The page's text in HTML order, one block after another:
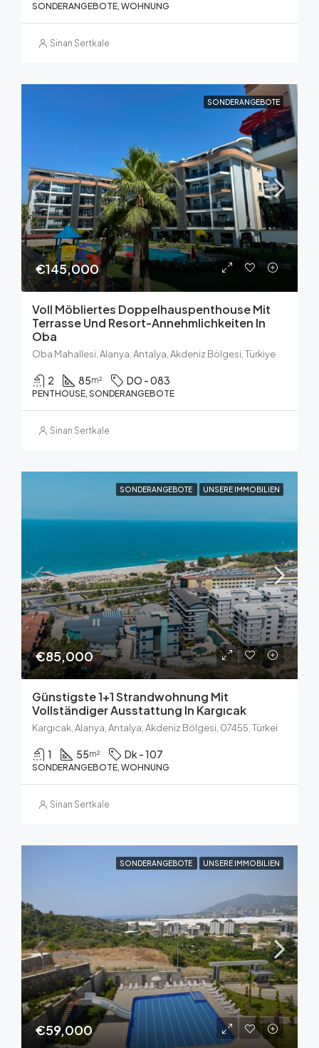
SONDERANGEBOTE, WOHNUNG
Sinan Sertkale
SONDERANGEBOTE
€145,000
Voll Möbliertes Doppelhauspenthouse Mit
Terrasse Und Resort-Annehmlichkeiten In
Oba
Oba Mahallesi, Alanya, Antalya, Akdeniz Bölgesi, Türkiye
2 85m² DO - 083
PENTHOUSE, SONDERANGEBOTE
Sinan Sertkale
SONDERANGEBOTE UNSERE IMMOBILIEN
€85,000
Günstigste 1+1 Strandwohnung Mit
Vollständiger Ausstattung In Kargıcak
Kargıcak, Alanya, Antalya, Akdeniz Bölgesi, 07455, Türkei
1 55m² Dk - 107
SONDERANGEBOTE, WOHNUNG
Sinan Sertkale
SONDERANGEBOTE UNSERE IMMOBILIEN
€59,000